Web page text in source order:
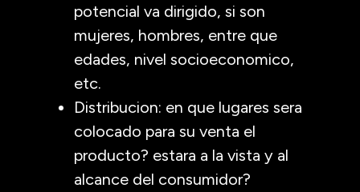
potencial va dirigido, si son
mujeres, hombres, entre que
edades, nivel socioeconomico,
etc.
Distribucion: en que lugares sera
colocado para su venta el
producto? estara a la vista y al
alcance del consumidor?